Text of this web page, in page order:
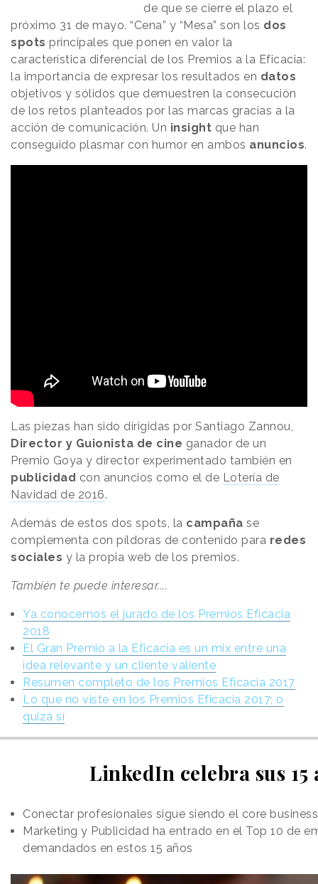
de que se cierre el plazo el
próximo 31 de mayo. “Cena” y “Mesa” son los dos
spots principales que ponen en valor la
característica diferencial de los Premios a la Eficacia:
la importancia de expresar los resultados en datos
objetivos y sólidos que demuestren la consecución
de los retos planteados por las marcas gracias a la
acción de comunicación. Un insight que han
conseguido plasmar con humor en ambos anuncios.
Las piezas han sido dirigidas por Santiago Zannou,
Director y Guionista de cine ganador de un
Premio Goya y director experimentado también en
publicidad con anuncios como el de Lotería de
Navidad de 2016.
Además de estos dos spots, la campaña se
complementa con píldoras de contenido para redes
sociales y la propia web de los premios.
También te puede interesar....
Ya conocemos el jurado de los Premios Eficacia
2018
El Gran Premio a la Eficacia es un mix entre una
idea relevante y un cliente valiente
Resumen completo de los Premios Eficacia 2017
Lo que no viste en los Premios Eficacia 2017; o
quizá sí
LinkedIn celebra sus 15
Conectar profesionales sigue siendo el core
Marketing y Publicidad ha entrado en el Top 10 de
demandados en estos 15 años